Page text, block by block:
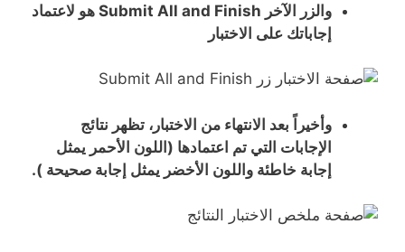
والزر الآخر Submit All and Finish هو لاعتماد
إجاباتك على الاختبار
وأخيراً بعد الانتهاء من الاختبار، تظهر نتائج
الإجابات التي تم اعتمادها (اللون الأحمر يمثل
إجابة خاطئة واللون الأخضر يمثل إجابة صحيحة ).